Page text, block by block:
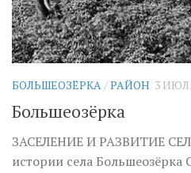
БОЛЬШЕОЗЁРКА/РАЙОН 3
Большеозёрка
ЗАСЕЛЕНИЕ И РАЗВИТИЕ
истории села Большеозёрка